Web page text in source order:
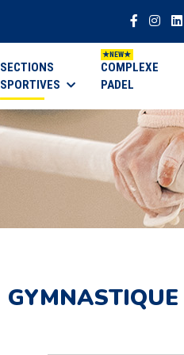
SECTIONS
SPORTIVES
COMPLEXE
PADEL
GYMNASTIQUE